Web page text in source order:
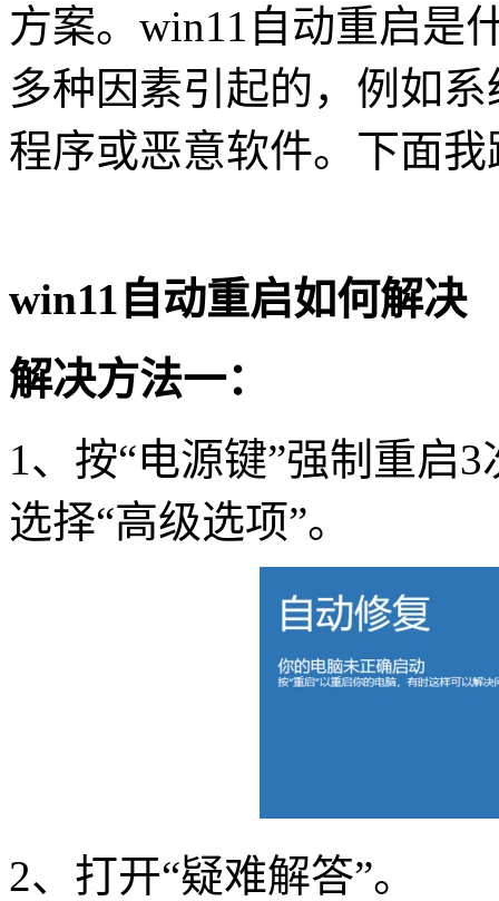
方案。 win11 自动重启是
多种因素引起的，例如
程序或恶意软件。下面
win11自动重启如何解决
解决方法一：
1、按“电源键”强制重启3
选择“高级选项”。
2、打开“疑难解答”。